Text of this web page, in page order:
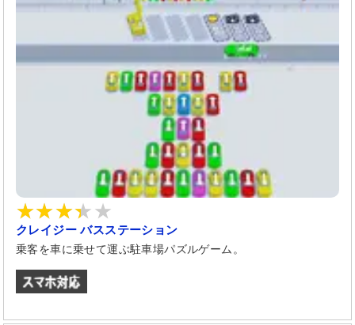
クレイジー バスステーション
乗客を車に乗せて運ぶ駐車場パズルゲーム。